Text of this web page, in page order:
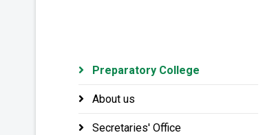
Preparatory College
About us
Secretaries' Office